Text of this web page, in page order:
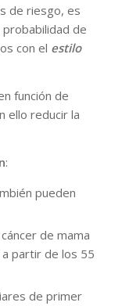
de riesgo, es
probabilidad de
con el estilo
función de
ello reducir la
:
pueden
de mama
partir de los 55
de primer